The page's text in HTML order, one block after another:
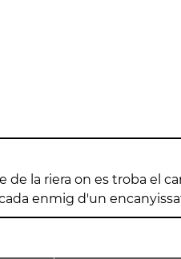
de la riera on es troba el
enmig d'un
serveixen de broc.